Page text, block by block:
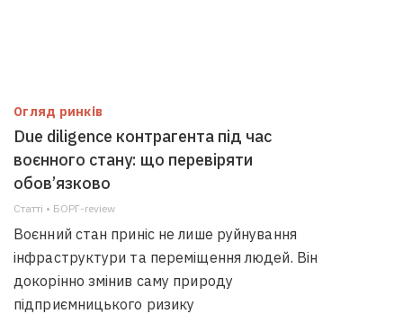
Огляд ринків
Due diligence контрагента під час
воєнного стану: що перевіряти
обов’язково
Статті • БОРГ-review
Воєнний стан приніс не лише руйнування
інфраструктури та переміщення людей. Він
докорінно змінив саму природу
підприємницького ризику